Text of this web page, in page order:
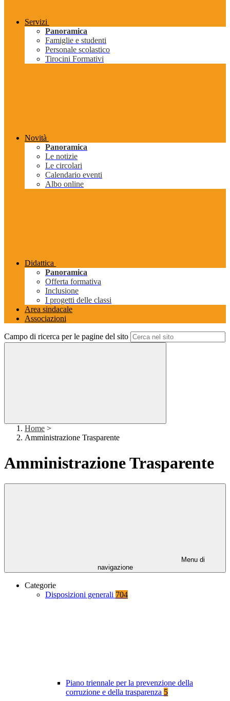
Servizi
Panoramica
Famiglie e studenti
Personale scolastico
Tirocini Formativi
Novità
Panoramica
Le notizie
Le circolari
Calendario eventi
Albo online
Didattica
Panoramica
Offerta formativa
Inclusione
I progetti delle classi
Area sindacale
Associazioni
Campo di ricerca per le pagine del sito
Home >
Amministrazione Trasparente
Amministrazione Trasparente
Menu di
navigazione
Categorie
Disposizioni generali 704
Piano triennale per la prevenzione della
corruzione e della trasparenza 5